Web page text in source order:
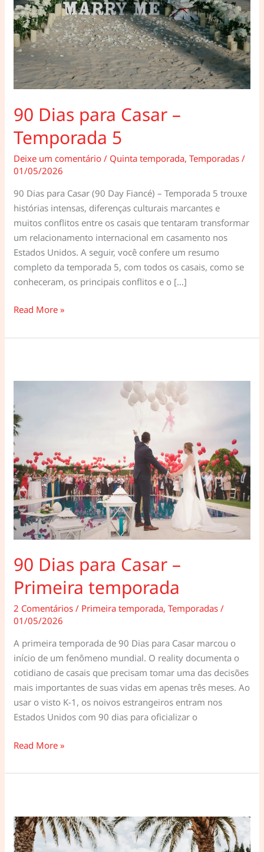
90 Dias para Casar –
Temporada 5
Deixe um comentário / Quinta temporada,Temporadas /
01/05/2026
90 Dias para Casar (90 Day Fiancé) – Temporada 5 trouxe
histórias intensas, diferenças culturais marcantes e
muitos conflitos entre os casais que tentaram transformar
um relacionamento internacional em casamento nos
Estados Unidos. A seguir, você confere um resumo
completo da temporada 5, com todos os casais, como se
conheceram, os principais conflitos e o […]
90
para
Temporada
Read More »
90 Dias para Casar –
Primeira temporada
2 Comentários / Primeira temporada,Temporadas /
01/05/2026
A primeira temporada de 90 Dias para Casar marcou o
início de um fenômeno mundial. O reality documenta o
cotidiano de casais que precisam tomar uma das decisões
mais importantes de suas vidas em apenas três meses. Ao
usar o visto K-1, os noivos estrangeiros entram nos
Estados Unidos com 90 dias para oficializar o
90
para
Primeira
temporada
Read More »